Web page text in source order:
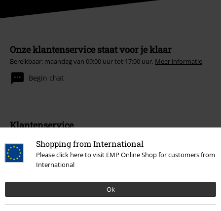
Shopping from International
Please click here to visit EMP Online Shop for customers from
International
Ok
Onze klantenservice staat voor je klaar
Bereikbaar: maandag van 09:00 uur tot 17:00 uur. Meer informatie
Begin chat
Klantenservice
Veelgestelde vragen
Retourvoorwaarden
Retourneer item
Algemene maat info